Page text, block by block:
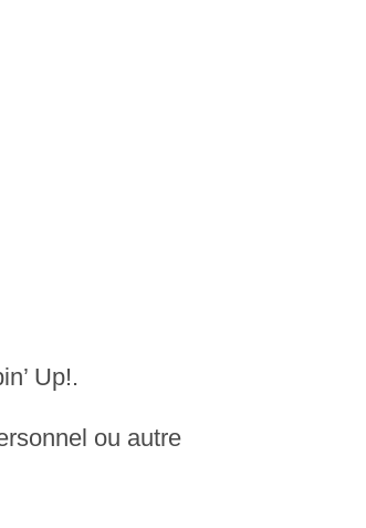
Up!.
ou autre